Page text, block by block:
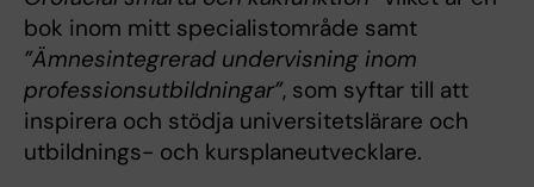
bok inom mitt specialistområde samt
”Ämnesintegrerad undervisning inom
professionsutbildningar”, som syftar till att
inspirera och stödja universitetslärare och
utbildnings- och kursplaneutvecklare.